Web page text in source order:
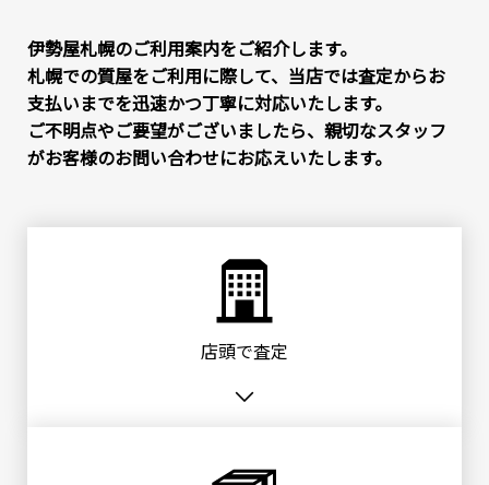
伊勢屋札幌のご利用案内をご紹介します。
札幌での質屋をご利用に際して、当店では査定からお
支払いまでを迅速かつ丁寧に対応いたします。
ご不明点やご要望がございましたら、親切なスタッフ
がお客様のお問い合わせにお応えいたします。
店頭で査定